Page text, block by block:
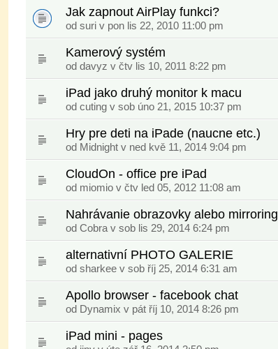
Jak zapnout AirPlay funkci?
od suri v pon lis 22, 2010 11:00 pm
Kamerový systém
od davyz v čtv lis 10, 2011 8:22 pm
iPad jako druhý monitor k macu
od cuting v sob úno 21, 2015 10:37 pm
Hry pre deti na iPade (naucne etc.)
od Midnight v ned kvě 11, 2014 9:04 pm
CloudOn - office pre iPad
od miomio v čtv led 05, 2012 11:08 am
Nahrávanie obrazovky alebo mirroring
od Cobra v sob lis 29, 2014 6:24 pm
alternativní PHOTO GALERIE
od sharkee v sob říj 25, 2014 6:31 am
Apollo browser - facebook chat
od Dynamix v pát říj 10, 2014 8:26 pm
iPad mini - pages